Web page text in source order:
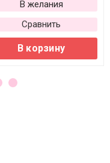
В желания
Сравнить
В корзину